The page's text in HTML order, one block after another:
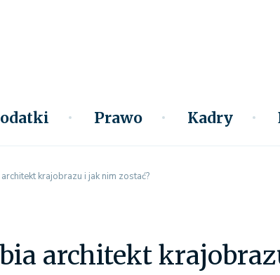
Prawo Kadry
krajobrazu i jak nim zostać?
architekt